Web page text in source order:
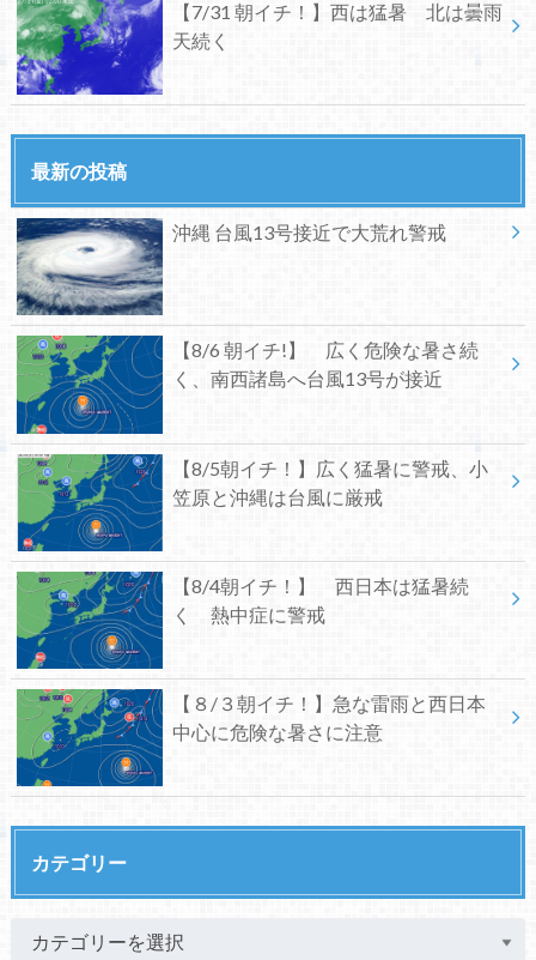
【7/31 朝イチ！】西は猛暑 北は曇雨
天続く
最新の投稿
沖縄 台風13号接近で大荒れ警戒
【8/6 朝イチ!】 広く危険な暑さ続
く、南西諸島へ台風13号が接近
【8/5朝イチ！】広く猛暑に警戒、小
笠原と沖縄は台風に厳戒
【8/4朝イチ！】 西日本は猛暑続
く 熱中症に警戒
【８/３朝イチ！】急な雷雨と西日本
中心に危険な暑さに注意
カテゴリー